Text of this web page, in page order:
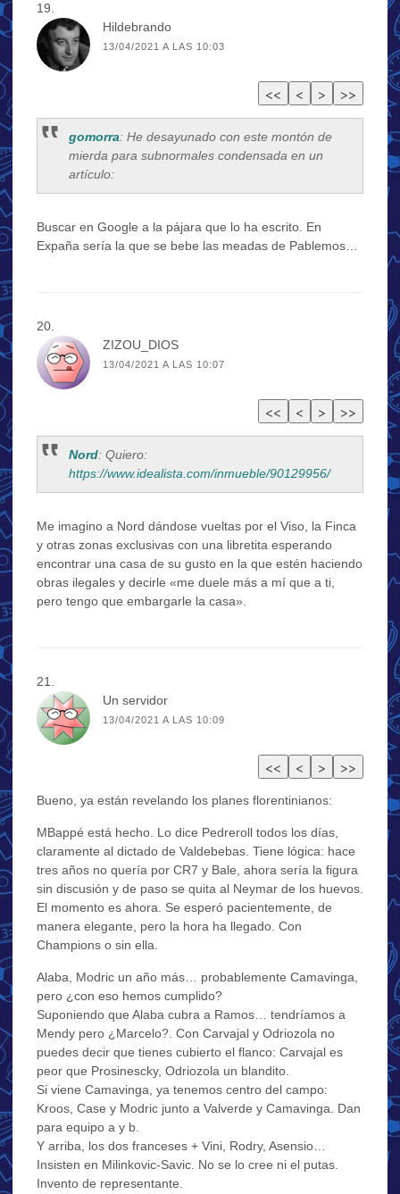
Hildebrando
13/04/2021 A LAS 10:03
gomorra: He desayunado con este montón de
mierda para subnormales condensada en un
artículo:
Buscar en Google a la pájara que lo ha escrito. En
Expaña sería la que se bebe las meadas de Pablemos…
ZIZOU_DIOS
13/04/2021 A LAS 10:07
Nord: Quiero:
https://www.idealista.com/inmueble/90129956/
Me imagino a Nord dándose vueltas por el Viso, la Finca
y otras zonas exclusivas con una libretita esperando
encontrar una casa de su gusto en la que estén haciendo
obras ilegales y decirle «me duele más a mí que a ti,
pero tengo que embargarle la casa».
Un servidor
13/04/2021 A LAS 10:09
Bueno, ya están revelando los planes florentinianos:
MBappé está hecho. Lo dice Pedreroll todos los días,
claramente al dictado de Valdebebas. Tiene lógica: hace
tres años no quería por CR7 y Bale, ahora sería la figura
sin discusión y de paso se quita al Neymar de los huevos.
El momento es ahora. Se esperó pacientemente, de
manera elegante, pero la hora ha llegado. Con
Champions o sin ella.
Alaba, Modric un año más… probablemente Camavinga,
pero ¿con eso hemos cumplido?
Suponiendo que Alaba cubra a Ramos… tendríamos a
Mendy pero ¿Marcelo?. Con Carvajal y Odriozola no
puedes decir que tienes cubierto el flanco: Carvajal es
peor que Prosinescky, Odriozola un blandito.
Si viene Camavinga, ya tenemos centro del campo:
Kroos, Case y Modric junto a Valverde y Camavinga. Dan
para equipo a y b.
Y arriba, los dos franceses + Vini, Rodry, Asensio…
Insisten en Milinkovic-Savic. No se lo cree ni el putas.
Invento de representante.